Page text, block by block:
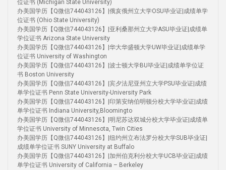
位证书 (Michigan State University)
办美国学历【Q微信744043126】|俄亥俄州立大学OSU毕业证|成绩单学
位证书 (Ohio State University)
办美国学历【Q微信744043126】|亚利桑那州立大学ASU毕业证|成绩单
学位证书 Arizona State University
办美国学历【Q微信744043126】|华大华盛顿大学UW毕业证|成绩单学
位证书 University of Washington
办美国学历【Q微信744043126】|波士顿大学BU毕业证|成绩单学位证
书 Boston University
办美国学历【Q微信744043126】|宾夕法尼亚州立大学PSU毕业证|成绩
单学位证书 Penn State University-University Park
办美国学历【Q微信744043126】|印第安纳伯明顿分校大学毕业证|成绩
单学位证书 Indiana University,Bloomingto
办美国学历【Q微信744043126】|明尼苏达双城分校大学毕业证|成绩单
学位证书 University of Minnesota, Twin Cities
办美国学历【Q微信744043126】|纽约州立布法罗分校大学SUB毕业证|
成绩单学位证书 SUNY University at Buffalo
办美国学历【Q微信744043126】|加州伯克利分校大学UCB毕业证|成绩
单学位证书 University of California – Berkeley